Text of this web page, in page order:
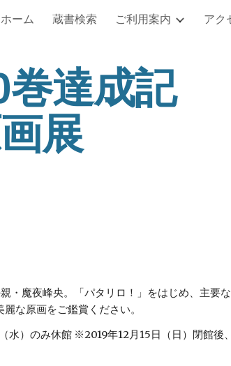
Skip to navigation
ーム 蔵書検索 ご利用案内 アク
巻達成記
展
・魔夜峰央。「パタリロ！」をはじめ、主要
な原画をご鑑賞ください。
）のみ休館 ※2019年12月15日（日）閉館後